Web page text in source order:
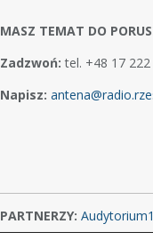
MASZ TEMAT DO
Zadzwoń: tel. +48 17 222
Napisz:
PARTNERZY: